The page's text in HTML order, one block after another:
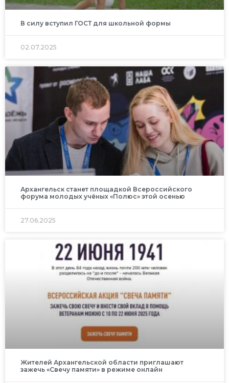
В силу вступил ГОСТ для школьной формы
02.07.2025
Архангельск станет площадкой Всероссийского
форума молодых учёных «Полюс» этой осенью
27.06.2025
Жителей Архангельской области приглашают
зажечь «Свечу памяти» в режиме онлайн